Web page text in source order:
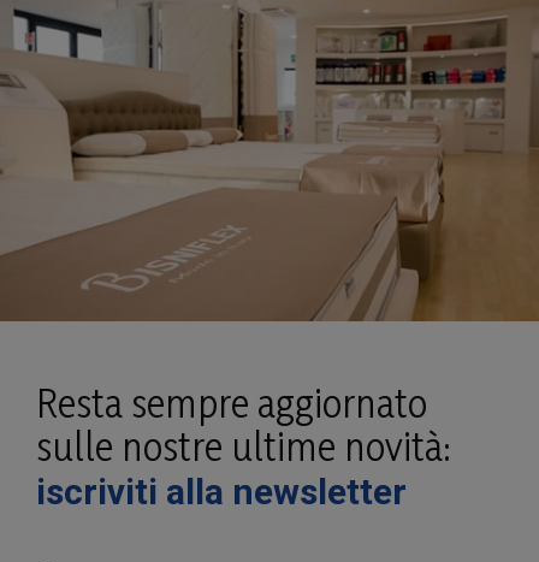
Resta sempre aggiornato
sulle nostre ultime novità:
iscriviti alla newsletter